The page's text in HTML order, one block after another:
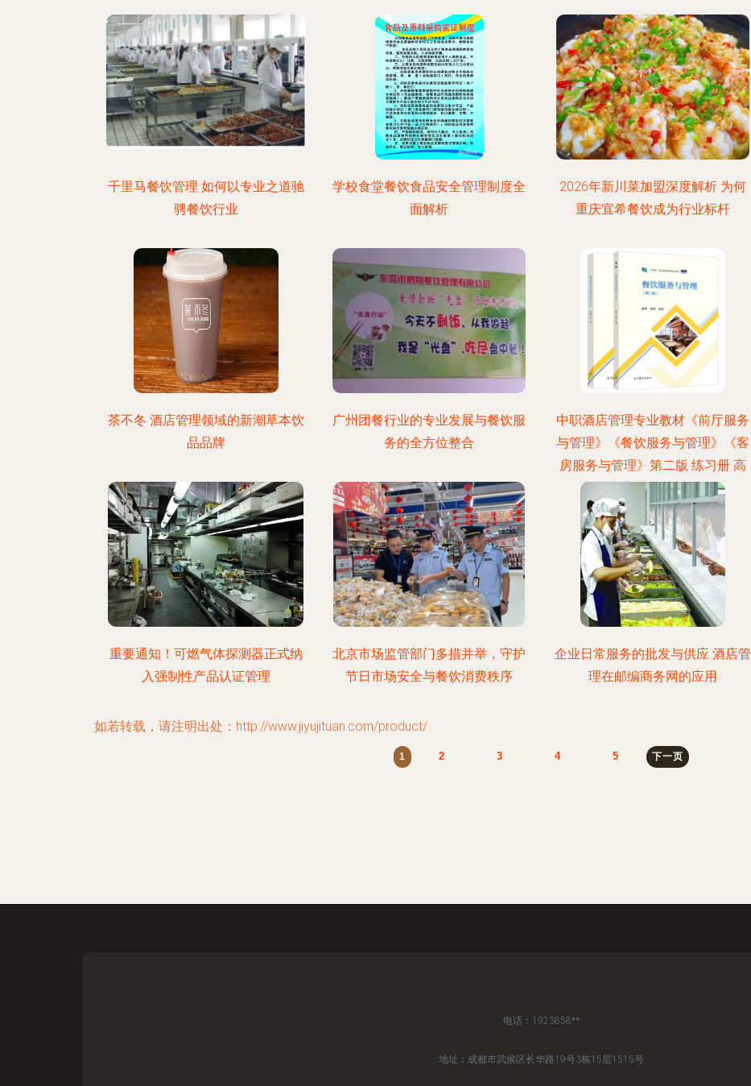
千里马餐饮管理 如何以专业之道驰
骋餐饮行业
学校食堂餐饮食品安全管理制度全
面解析
2026年新川菜加盟深度解析 为何
重庆宜希餐饮成为行业标杆
茶不冬 酒店管理领域的新潮草本饮
品品牌
广州团餐行业的专业发展与餐饮服
务的全方位整合
中职酒店管理专业教材《前厅服务
与管理》《餐饮服务与管理》《客
房服务与管理》第二版 练习册 高
等教育出版社 餐饮管理教学用书推
荐与分析
重要通知！可燃气体探测器正式纳
入强制性产品认证管理
北京市场监管部门多措并举，守护
节日市场安全与餐饮消费秩序
企业日常服务的批发与供应 酒店管
理在邮编商务网的应用
如若转载，请注明出处：http://www.jiyujituan.com/product/
1 2 3 4 5 下一页
电话：1923858**
地址：成都市武侯区长华路19号3栋15层1515号